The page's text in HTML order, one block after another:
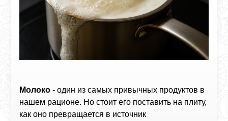
Молоко - один из самых привычных продуктов в
нашем рационе. Но стоит его поставить на плиту,
как оно превращается в источник